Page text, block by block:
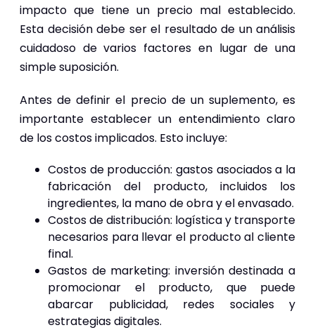
impacto que tiene un precio mal establecido.
Esta decisión debe ser el resultado de un análisis
cuidadoso de varios factores en lugar de una
simple suposición.
Antes de definir el precio de un suplemento, es
importante establecer un entendimiento claro
de los costos implicados. Esto incluye:
Costos de producción: gastos asociados a la
fabricación del producto, incluidos los
ingredientes, la mano de obra y el envasado.
Costos de distribución: logística y transporte
necesarios para llevar el producto al cliente
final.
Gastos de marketing: inversión destinada a
promocionar el producto, que puede
abarcar publicidad, redes sociales y
estrategias digitales.